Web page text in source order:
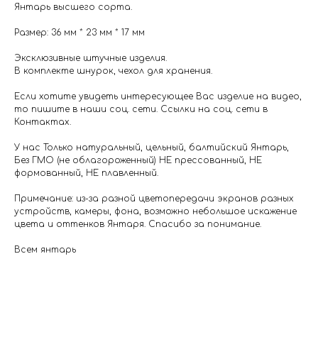
Янтарь высшего сорта.
Размер: 36 мм * 23 мм * 17 мм
Эксклюзивные штучные изделия.
В комплекте шнурок, чехол для хранения.
Если хотите увидеть интересующее Вас изделие на видео,
то пишите в наши соц. сети. Ссылки на соц. сети в
Контактах.
У нас Только натуральный, цельный, балтийский Янтарь,
Без ГМО (не облагороженный) НЕ прессованный, НЕ
формованный, НЕ плавленный.
Примечание: из-за разной цветопередачи экранов разных
устройств, камеры, фона, возможно небольшое искажение
цвета и оттенков Янтаря. Спасибо за понимание.
Всем янтарь